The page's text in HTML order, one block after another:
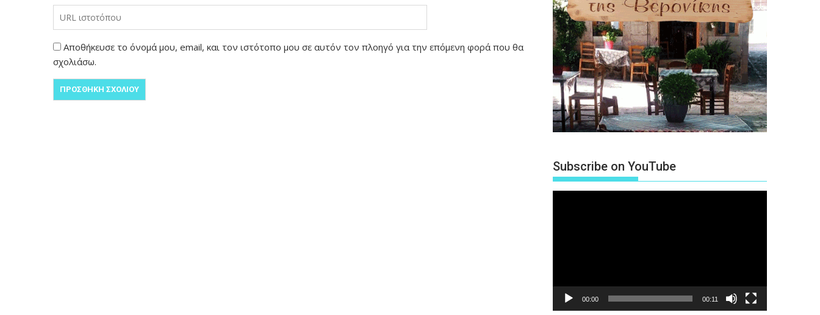
Αποθήκευσε το όνομά μου, email, και τον ιστότοπο μου σε αυτόν τον πλοηγό για την επόμενη φορά που θα
σχολιάσω.
Subscribe on YouTube
00:00 00:11